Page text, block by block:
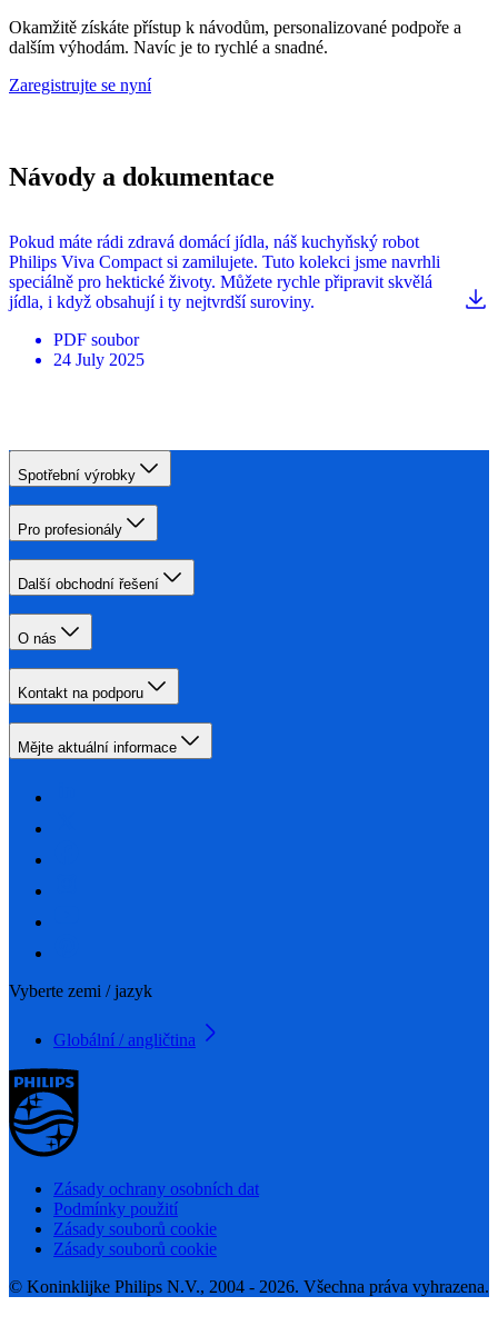
Okamžitě získáte přístup k návodům, personalizované podpoře a
dalším výhodám. Navíc je to rychlé a snadné.
Zaregistrujte se nyní
Návody a dokumentace
Pokud máte rádi zdravá domácí jídla, náš kuchyňský robot
Philips Viva Compact si zamilujete. Tuto kolekci jsme navrhli
speciálně pro hektické životy. Můžete rychle připravit skvělá
jídla, i když obsahují i ty nejtvrdší suroviny.
PDF soubor
24 July 2025
Spotřební výrobky
Pro profesionály
Další obchodní řešení
O nás
Kontakt na podporu
Mějte aktuální informace
Vyberte zemi / jazyk
Globální / angličtina
Zásady ochrany osobních dat
Podmínky použití
Zásady souborů cookie
Zásady souborů cookie
© Koninklijke Philips N.V., 2004 - 2026. Všechna práva vyhrazena.